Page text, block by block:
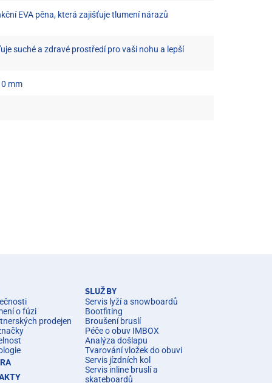
EVA pěna, která zajišťuje tlumení nárazů
suché a zdravé prostředí pro vaši nohu a lepší
mm
o fúzi
prodejen
SLUŽBY
Servis lyží a snowboardů
Bootfiting
Broušení bruslí
Péče o obuv IMBOX
Analýza došlapu
Tvarování vložek do obuvi
Servis jízdních kol
Servis inline bruslí a
skateboardů